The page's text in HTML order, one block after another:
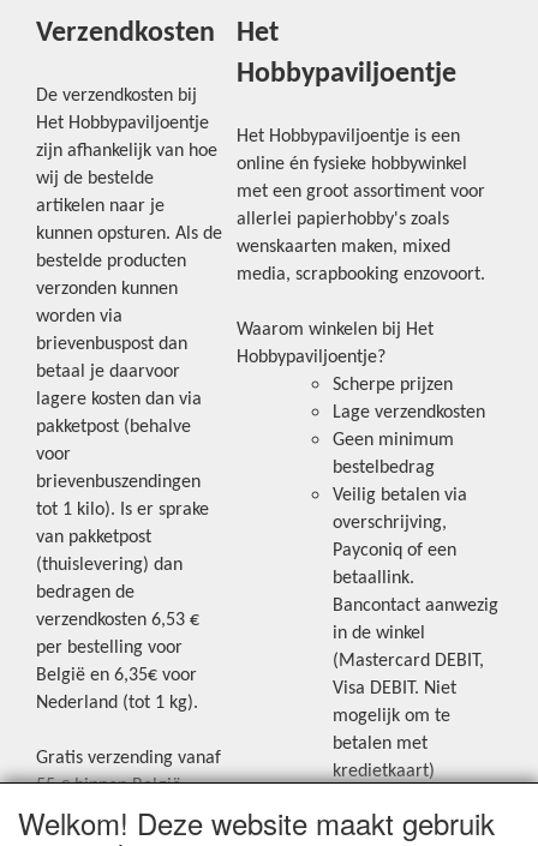
Verzendkosten
De verzendkosten bij
Het Hobbypaviljoentje
zijn afhankelijk van hoe
wij de bestelde
artikelen naar je
kunnen opsturen. Als de
bestelde producten
verzonden kunnen
worden via
brievenbuspost dan
betaal je daarvoor
lagere kosten dan via
pakketpost (behalve
voor
brievenbuszendingen
tot 1 kilo). Is er sprake
van pakketpost
(thuislevering) dan
bedragen de
verzendkosten 6,53 €
per bestelling voor
België en 6,35€ voor
Nederland (tot 1 kg).
Gratis verzending vanaf
55 € binnen België.
Gratis verzending vanaf
65 € naar Nederland.
Het
Hobbypaviljoentje
Het Hobbypaviljoentje is een
online én fysieke hobbywinkel
met een groot assortiment voor
allerlei papierhobby's zoals
wenskaarten maken, mixed
media, scrapbooking enzovoort.
Waarom winkelen bij Het
Hobbypaviljoentje?
Scherpe prijzen
Lage verzendkosten
Geen minimum
bestelbedrag
Veilig betalen via
overschrijving,
Payconiq of een
betaallink.
Bancontact aanwezig
in de winkel
(Mastercard DEBIT,
Visa DEBIT. Niet
mogelijk om te
betalen met
kredietkaart)
Blijf op de hoogte van de laatste
Welkom! Deze website maakt gebruik